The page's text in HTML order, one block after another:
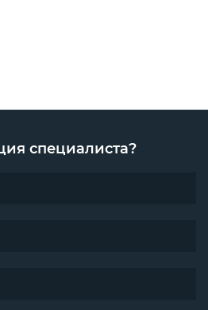
специалиста?